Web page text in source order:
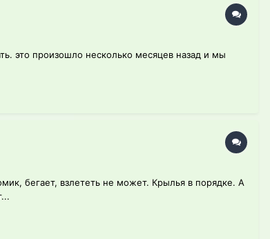
это произошло несколько месяцев назад и мы
бегает, взлететь не может. Крылья в порядке. А